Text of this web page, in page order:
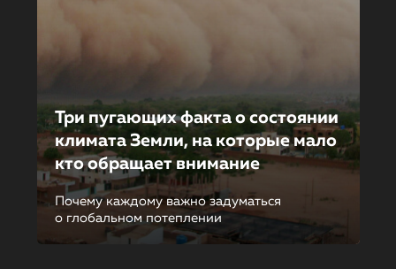
Три пугающих факта о состоянии
климата Земли, на которые мало
кто обращает внимание
Почему каждому важно задуматься
о глобальном потеплении